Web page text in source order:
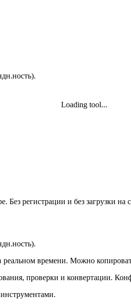
Loading tool...
Без регистрации и без загрузки на
времени. Можно
проверки и конвертации.